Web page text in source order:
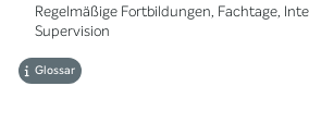
Regelmäßige Fortbildungen, Fachtage,
Supervision
Glossar